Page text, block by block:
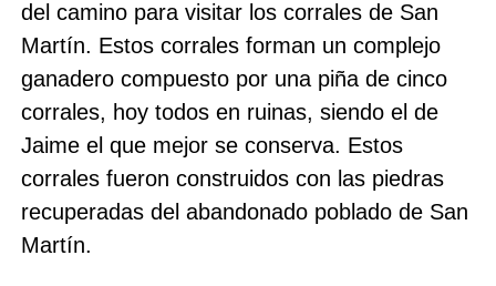
del camino para visitar los corrales de San
Martín. Estos corrales forman un complejo
ganadero compuesto por una piña de cinco
corrales, hoy todos en ruinas, siendo el de
Jaime el que mejor se conserva. Estos
corrales fueron construidos con las piedras
recuperadas del abandonado poblado de San
Martín.